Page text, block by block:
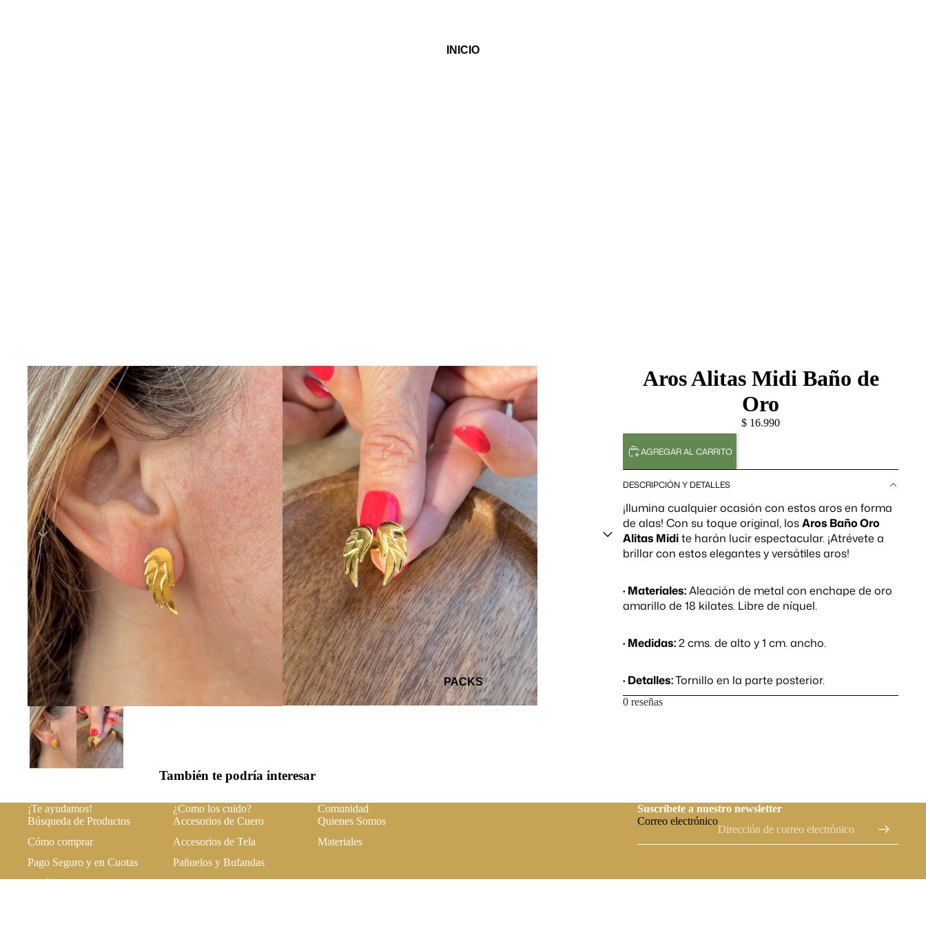
INICIO
PACKS
Aros Alitas Midi Baño de
Oro
$ 16.990
AGREGAR AL CARRITO
DESCRIPCIÓN Y DETALLES
¡Ilumina cualquier ocasión con estos aros en forma
de alas! Con su toque original, losAros Baño Oro
Alitas Midite harán lucir espectacular. ¡Atrévete a
brillar con estos elegantes y versátiles aros!
· Materiales:Aleación de metal con enchape de oro
amarillo de 18 kilates. Libre de níquel.
· Medidas:2 cms. de alto y 1 cm. ancho.
· Detalles:Tornillo en la parte posterior.
0 reseñas
También te podría interesar
¡Te ayudamos!
Búsqueda de Productos
Cómo comprar
Pago Seguro y en Cuotas
Envíos y Tarifas
¿Como los cuido?
Accesorios de Cuero
Accesorios de Tela
Pañuelos y Bufandas
Joyas
Comunidad
Quienes Somos
Materiales
Suscríbete a nuestro newsletter
Correo electrónico